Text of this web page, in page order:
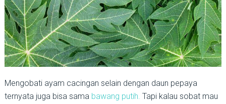
Mengobati ayam cacingan selain dengan daun pepaya
ternyata juga bisa sama bawang putih. Tapi kalau sobat mau